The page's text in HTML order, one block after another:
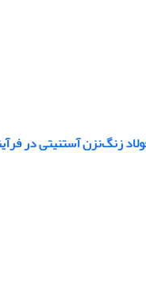
زنگ‌نزن آستنیتی در